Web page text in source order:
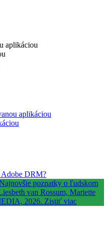
aplikáciou
aplikáciou
Adobe DRM?